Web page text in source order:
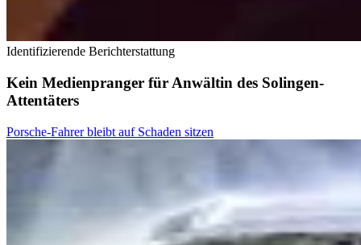
Identifizierende Berichterstattung
Kein Medienpranger für Anwältin des Solingen-
Attentäters
Porsche-Fahrer bleibt auf Schaden sitzen